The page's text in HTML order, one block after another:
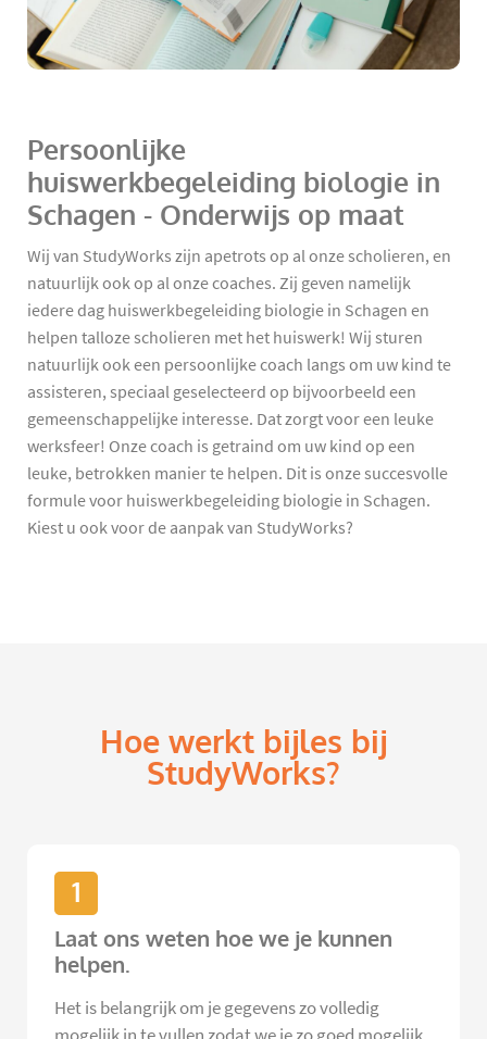
Persoonlijke
huiswerkbegeleiding biologie in
Schagen - Onderwijs op maat
Wij van StudyWorks zijn apetrots op al onze scholieren, en
natuurlijk ook op al onze coaches. Zij geven namelijk
iedere dag huiswerkbegeleiding biologie in Schagen en
helpen talloze scholieren met het huiswerk! Wij sturen
natuurlijk ook een persoonlijke coach langs om uw kind te
assisteren, speciaal geselecteerd op bijvoorbeeld een
gemeenschappelijke interesse. Dat zorgt voor een leuke
werksfeer! Onze coach is getraind om uw kind op een
leuke, betrokken manier te helpen. Dit is onze succesvolle
formule voor huiswerkbegeleiding biologie in Schagen.
Kiest u ook voor de aanpak van StudyWorks?
Hoe werkt bijles bij
StudyWorks?
1
Laat ons weten hoe we je kunnen
helpen.
Het is belangrijk om je gegevens zo volledig